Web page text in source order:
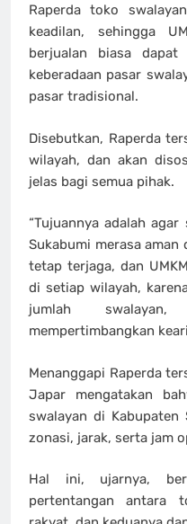
Raperda toko
keadilan, sehingga
berjualan biasa
keberadaan pasar
pasar tradisional.
Disebutkan, Raperda
wilayah, dan akan
jelas bagi semua pihak.
“Tujuannya adalah
Sukabumi merasa
tetap terjaga, dan
di setiap wilayah,
jumlah
mempertimbangkan
Menanggapi Raperda
Japar mengatakan
swalayan di
zonasi, jarak, serta jam
Hal ini, ujarnya,
pertentangan antara